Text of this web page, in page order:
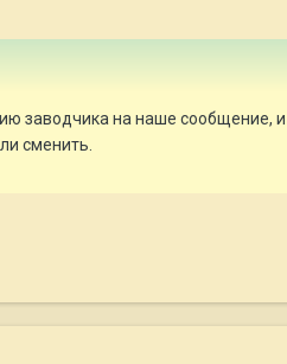
на наше сообщение, и
сменить.